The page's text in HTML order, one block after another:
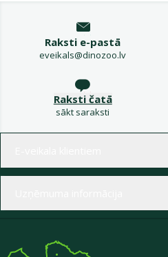
Raksti e-pastā
eveikals@dinozoo.lv
Raksti čatā
sākt saraksti